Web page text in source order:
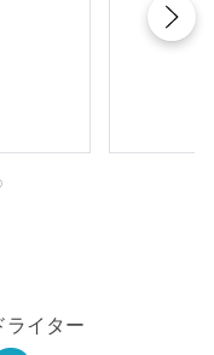
ライター